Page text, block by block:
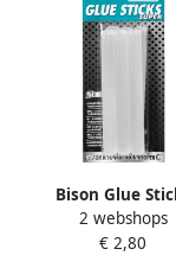
Bison Glue
Transparant
6X11Mm*12 L79
2 webshops
€ 2,80